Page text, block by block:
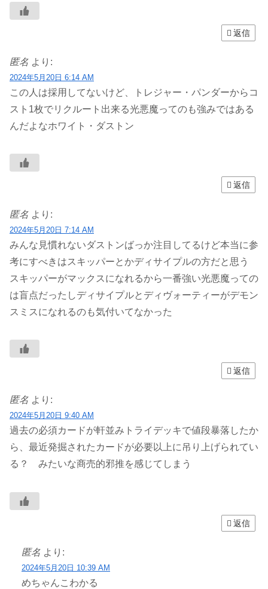
返信
匿名 より:
2024年5月20日 6:14 AM
この人は採用してないけど、トレジャー・パンダーからコ
スト1枚でリクルート出来る光悪魔ってのも強みではある
んだよなホワイト・ダストン
返信
匿名 より:
2024年5月20日 7:14 AM
みんな見慣れないダストンばっか注目してるけど本当に参
考にすべきはスキッパーとかディサイプルの方だと思う
スキッパーがマックスになれるから一番強い光悪魔っての
は盲点だったしディサイプルとディヴォーティーがデモン
スミスになれるのも気付いてなかった
返信
匿名 より:
2024年5月20日 9:40 AM
過去の必須カードが軒並みトライデッキで値段暴落したか
ら、最近発掘されたカードが必要以上に吊り上げられてい
る？ みたいな商売的邪推を感じてしまう
返信
匿名 より:
2024年5月20日 10:39 AM
めちゃんこわかる